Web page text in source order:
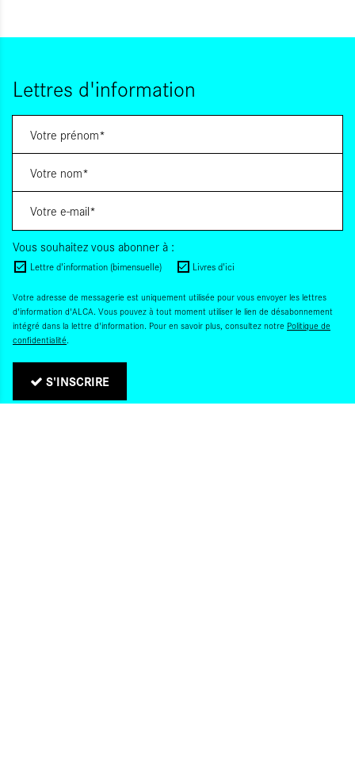
Lettres d'information
Vous souhaitez vous abonner à :
Lettre d'information (bimensuelle) Livres d'ici
Votre adresse de messagerie est uniquement utilisée pour vous envoyer les lettres
d'information d'ALCA. Vous pouvez à tout moment utiliser le lien de désabonnement
intégré dans la lettre d'information. Pour en savoir plus, consultez notre Politique de
confidentialité.
S'INSCRIRE